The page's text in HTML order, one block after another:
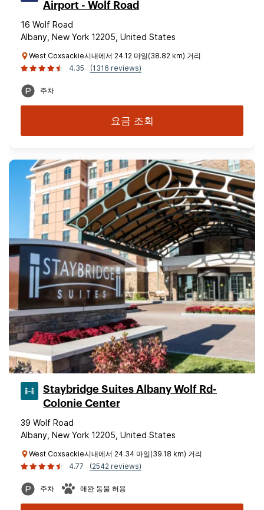
Airport - Wolf Road
16 Wolf Road
Albany, New York 12205, United States
West Coxsackie시내에서 24.12 마일(38.82 km) 거리
4.35
(1316 reviews)
주차
요금 조회
Staybridge Suites Albany Wolf Rd-
Colonie Center
39 Wolf Road
Albany, New York 12205, United States
West Coxsackie시내에서 24.34 마일(39.18 km) 거리
4.77
(2542 reviews)
주차 애완 동물 허용